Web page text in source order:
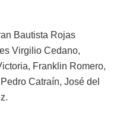
Bautista Rojas
Virgilio Cedano,
Franklin Romero,
Catraín, José del